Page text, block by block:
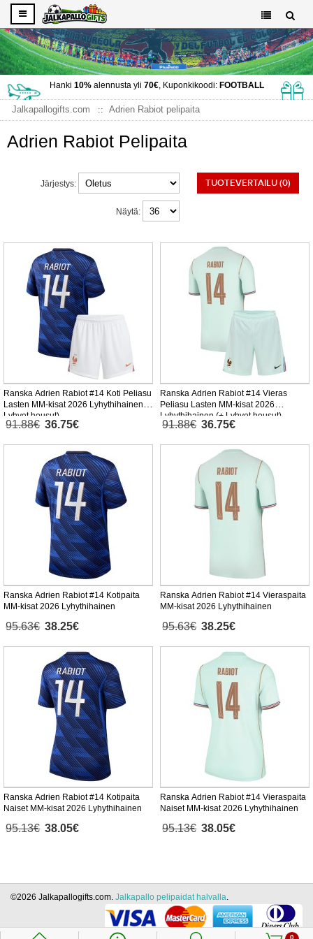
Hanki 10%alennusta yli 70€, Kuponkikoodi: FOOTBALL
Jalkapallogifts.com Adrien Rabiot pelipaita
Adrien Rabiot Pelipaita
TUOTEVERTAILU (0)
Järjestys:
Näytä:
Ranska Adrien Rabiot #14 Koti Peliasu
Lasten MM-kisat 2026 Lyhythihainen (+
Lyhyet housut)
91.88€ 36.75€
Ranska Adrien Rabiot #14 Vieras
Peliasu Lasten MM-kisat 2026
Lyhythihainen (+ Lyhyet housut)
91.88€ 36.75€
Ranska Adrien Rabiot #14 Kotipaita
MM-kisat 2026 Lyhythihainen
95.63€ 38.25€
Ranska Adrien Rabiot #14 Vieraspaita
MM-kisat 2026 Lyhythihainen
95.63€ 38.25€
Ranska Adrien Rabiot #14 Kotipaita
Naiset MM-kisat 2026 Lyhythihainen
95.13€ 38.05€
Ranska Adrien Rabiot #14 Vieraspaita
Naiset MM-kisat 2026 Lyhythihainen
95.13€ 38.05€
0
©2026 Jalkapallogifts.com. Jalkapallo pelipaidat halvalla.